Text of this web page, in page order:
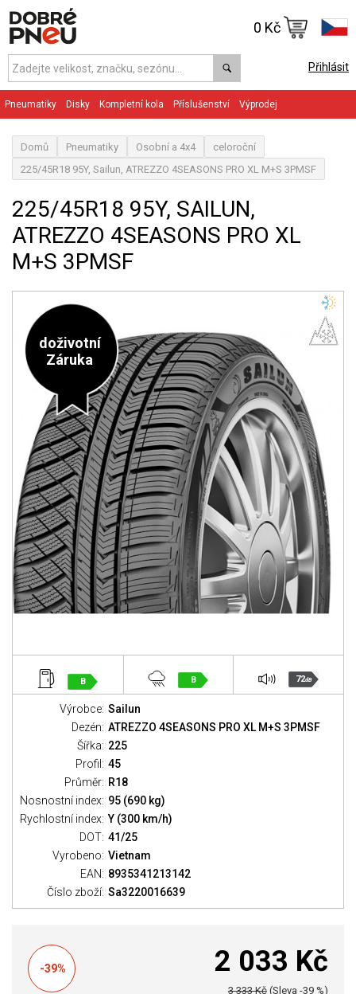
Přihlásit
0 Kč
Pneumatiky Disky Kompletní kola Příslušenství Výprodej
Domů Pneumatiky Osobní a 4x4
celoroční
225/45R18 95Y, Sailun, ATREZZO 4SEASONS PRO XL M+S 3PMSF
225/45R18 95Y, SAILUN,
ATREZZO 4SEASONS PRO XL
M+S 3PMSF
doživotní
Záruka
B B 72dB
Výrobce: Sailun
Dezén: ATREZZO 4SEASONS PRO XL M+S 3PMSF
Šířka: 225
Profil: 45
Průměr: R18
Nosnostní index: 95 (690 kg)
Rychlostní index: Y (300 km/h)
DOT: 41/25
Vyrobeno: Vietnam
EAN: 8935341213142
Číslo zboží: Sa3220016639
-39% 2 033 Kč
3 333 Kč (Sleva -39 %)